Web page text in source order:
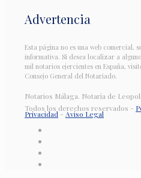
Advertencia
Esta página no es una web comercial,
informativa. Si desea localizar a
mil notarios ejercientes en España,
Consejo General del Notariado.
Notarios Málaga. Notaría de
Todos los derechos reservados -
Privacidad-Aviso Legal